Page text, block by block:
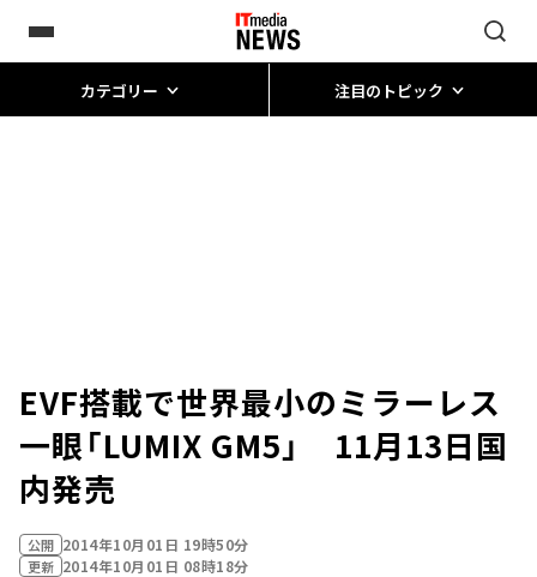
カテゴリー 注目のトピック
EVF搭載で世界最小のミラーレス
一眼「LUMIX GM5」 11月13日国
内発売
公開 2014年10月01日 19時50分
更新 2014年10月01日 08時18分